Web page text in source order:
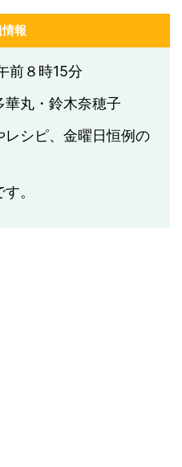
報
前８時15分
華丸・鈴木奈穂子
シピ、金曜日恒例の
。